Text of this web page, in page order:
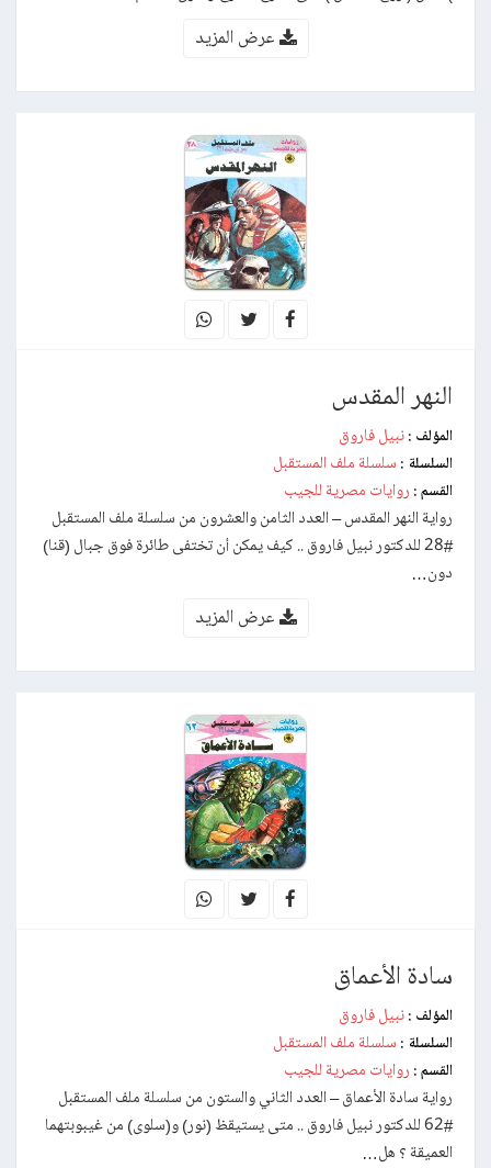
عرض المزيد
النهر المقدس
المؤلف : نبيل فاروق
السلسلة : سلسلة ملف المستقبل
القسم : روايات مصرية للجيب
رواية النهر المقدس – العدد الثامن والعشرون من سلسلة ملف المستقبل
#28 للدكتور نبيل فاروق .. كيف يمكن أن تختفى طائرة فوق جبال (قنا)
دون…
عرض المزيد
سادة الأعماق
المؤلف : نبيل فاروق
السلسلة : سلسلة ملف المستقبل
القسم : روايات مصرية للجيب
رواية سادة الأعماق – العدد الثاني والستون من سلسلة ملف المستقبل
#62 للدكتور نبيل فاروق .. متى يستيقظ (نور) و(سلوى) من غيبوبتهما
العميقة ؟ هل…